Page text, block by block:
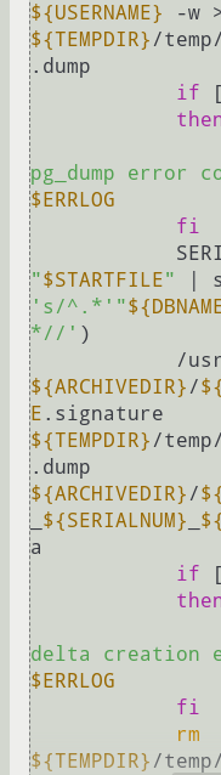
${USERNAME}
${TEMPDIR} /temp/
.dump
if
pg_dump error
$ERRLOG
fi
"$STARTFILE"
's/^.*' "
*//' )
${ARCHIVEDIR} /
E
${TEMPDIR} /temp/
${ARCHIVEDIR} /
${SERIALNUM}
a
if
delta creation
$ERRLOG
fi
rm
${TEMPDIR} /temp/